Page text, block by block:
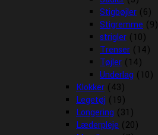
Stigbøjler (6)
Stigremme (9)
strigler (10)
Trenser (14)
Tøjler (14)
Underlag (10)
Klokker (43)
Legetøj (19)
Longering (31)
Læderpleje (20)